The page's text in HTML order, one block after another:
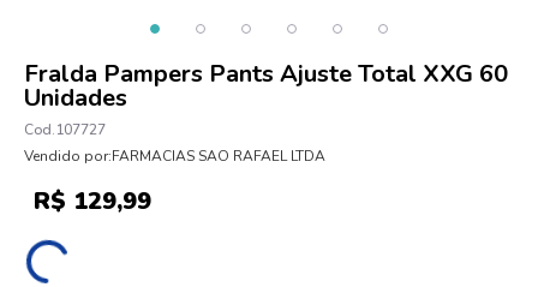
Fralda Pampers Pants Ajuste Total XXG 60
Unidades
107727
Vendido por:FARMACIAS SAO RAFAEL LTDA
R$ 129,99